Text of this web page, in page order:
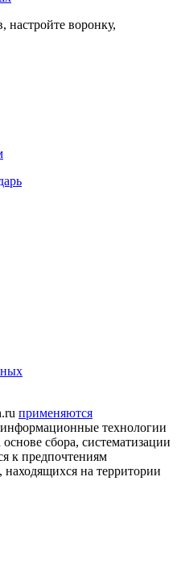
настройте воронку,
применяются
технологии
сбора, систематизации
к предпочтениям
находящихся на территории